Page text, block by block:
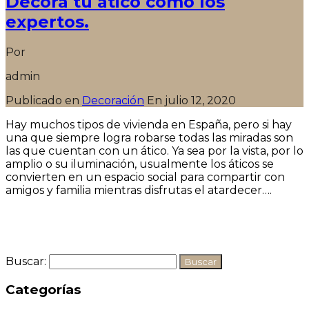
expertos.
Por
admin
Publicado en Decoración En julio 12, 2020
Hay muchos tipos de vivienda en España, pero si hay
una que siempre logra robarse todas las miradas son
las que cuentan con un ático. Ya sea por la vista, por lo
amplio o su iluminación, usualmente los áticos se
convierten en un espacio social para compartir con
amigos y familia mientras disfrutas el atardecer….
Buscar:
Categorías